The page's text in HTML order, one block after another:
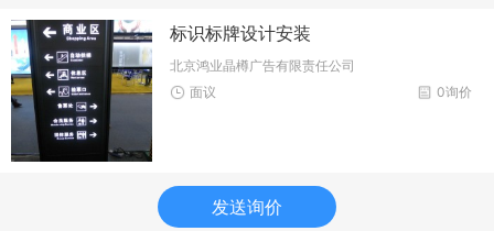
标识标牌设计安装
北京鸿业晶樽广告有限责任公司
0询价
面议
发送询价